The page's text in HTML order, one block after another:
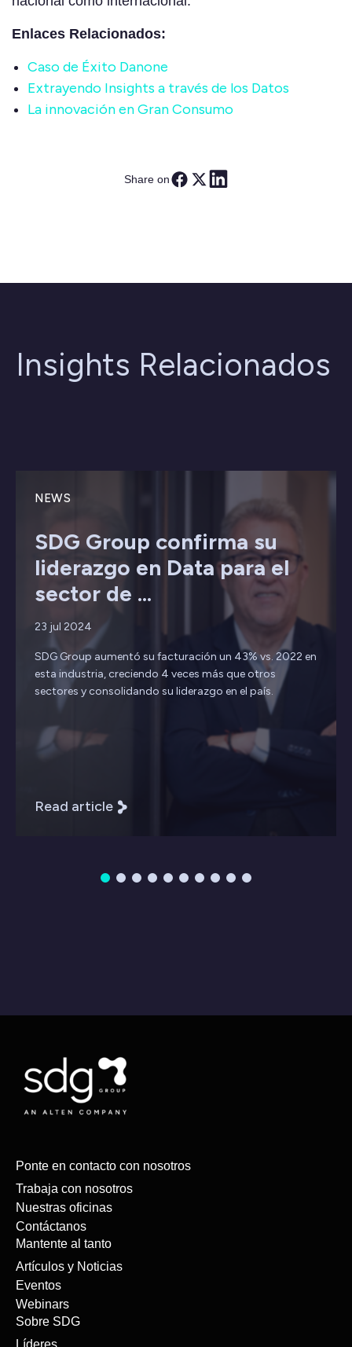
Enlaces Relacionados:
Caso de Éxito Danone
Extrayendo Insights a través de los Datos
La innovación en Gran Consumo
Share on
Insights Relacionados
NEWS
SDG Group confirma su
liderazgo en Data para el
sector de ...
23 jul 2024
SDG Group aumentó su facturación un 43% vs. 2022 en
esta industria, creciendo 4 veces más que otros
sectores y consolidando su liderazgo en el país.
Read article
Ponte en contacto con nosotros
Trabaja con nosotros
Nuestras oficinas
Contáctanos
Mantente al tanto
Artículos y Noticias
Eventos
Webinars
Sobre SDG